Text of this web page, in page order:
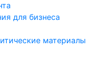
для бизнеса
материалы